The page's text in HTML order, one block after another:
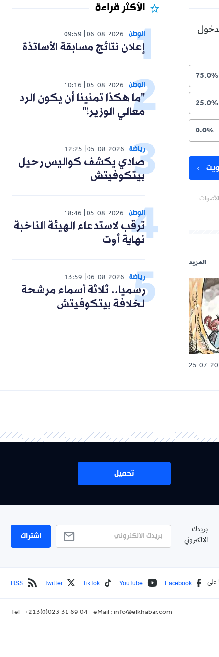
الأكثر قراءة
06-08-2026
09:59
إعلان نتائج مسابقة الأساتذة
05-08-2026
10:16
"ما هكذا تمنينا أن يكون الرد
معالي الوزير!"
05-08-2026
12:25
صادي يكشف كواليس رحيل
بيتكوفيتش
05-08-2026
18:46
ترقب لاستدعاء الهيئة الناخبة
نهاية أوت
06-08-2026
13:59
رسميا.. ثلاثة أسماء مرشحة
لخلافة بيتكوفيتش
اشتراك
YouTube
TikTok
Twitter
RSS
Tel : +213(0)023 31 69 04 - eMail :info@elkhabar.com